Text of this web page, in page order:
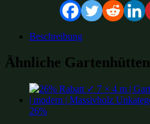
Beschreibung
Ähnliche Gartenhütten
26%